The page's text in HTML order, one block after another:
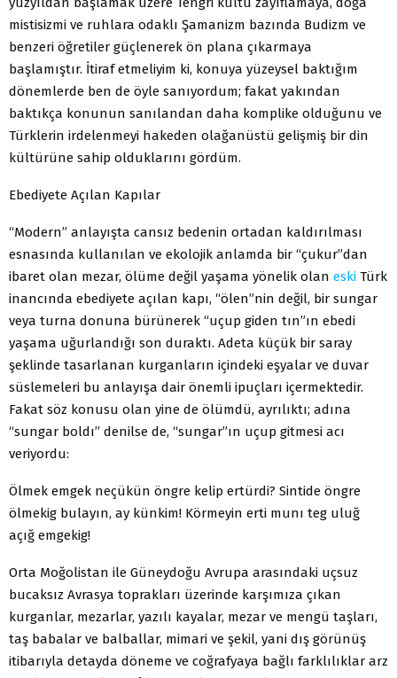
mistisizmi ve ruhlara odaklı Şamanizm bazında Budizm ve
benzeri öğretiler güçlenerek ön plana çıkarmaya
başlamıştır. İtiraf etmeliyim ki, konuya yüzeysel baktığım
dönemlerde ben de öyle sanıyordum; fakat yakından
baktıkça konunun sanılandan daha komplike olduğunu ve
Türklerin irdelenmeyi hakeden olağanüstü gelişmiş bir din
kültürüne sahip olduklarını gördüm.
Ebediyete Açılan Kapılar
“Modern” anlayışta cansız bedenin ortadan kaldırılması
esnasında kullanılan ve ekolojik anlamda bir “çukur”dan
ibaret olan mezar, ölüme değil yaşama yönelik olan eski Türk
inancında ebediyete açılan kapı, “ölen”nin değil, bir sungar
veya turna donuna bürünerek “uçup giden tın”ın ebedi
yaşama uğurlandığı son duraktı. Adeta küçük bir saray
şeklinde tasarlanan kurganların içindeki eşyalar ve duvar
süslemeleri bu anlayışa dair önemli ipuçları içermektedir.
Fakat söz konusu olan yine de ölümdü, ayrılıktı; adına
“sungar boldı” denilse de, “sungar”ın uçup gitmesi acı
veriyordu:
Ölmek emgek neçükün öngre kelip ertürdi? Sintide öngre
ölmekig bulayın, ay künkim! Körmeyin erti munı teg uluğ
açığ emgekig!
Orta Moğolistan ile Güneydoğu Avrupa arasındaki uçsuz
bucaksız Avrasya toprakları üzerinde karşımıza çıkan
kurganlar, mezarlar, yazılı kayalar, mezar ve mengü taşları,
taş babalar ve balballar, mimari ve şekil, yani dış görünüş
itibarıyla detayda döneme ve coğrafyaya bağlı farklılıklar arz